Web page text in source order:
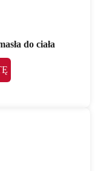
do ciała